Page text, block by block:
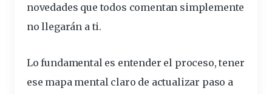
novedades que todos comentan simplemente
no llegarán a ti.
Lo fundamental es entender el proceso, tener
ese mapa mental claro de actualizar paso a